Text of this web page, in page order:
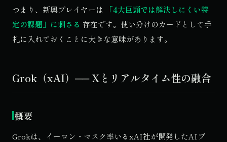
つまり、新興プレイヤーは
「4大巨頭では解決しにくい特
定の課題」に刺さる 存在です。使い分けのカードとして手
札に入れておくことに大きな意味があります。
Grok（xAI）── Xとリアルタイム性の融合
概要
Grokは、イーロン・マスク率いるxAI社が開発したAIプ